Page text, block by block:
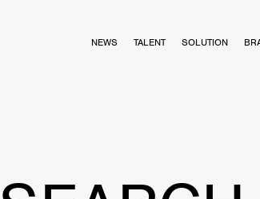
NEWS TALENT SOLUTION